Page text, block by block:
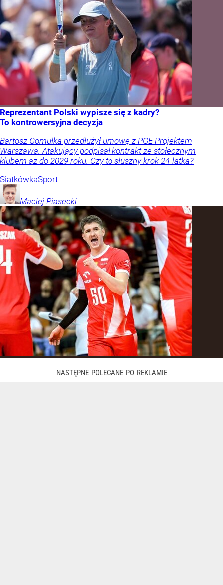
Reprezentant Polski wypisze się z kadry?
To kontrowersyjna decyzja
Bartosz Gomułka przedłużył umowę z PGE Projektem
Warszawa. Atakujący podpisał kontrakt ze stołecznym
klubem aż do 2029 roku. Czy to słuszny krok 24-latka?
SiatkówkaSport
Maciej Piasecki